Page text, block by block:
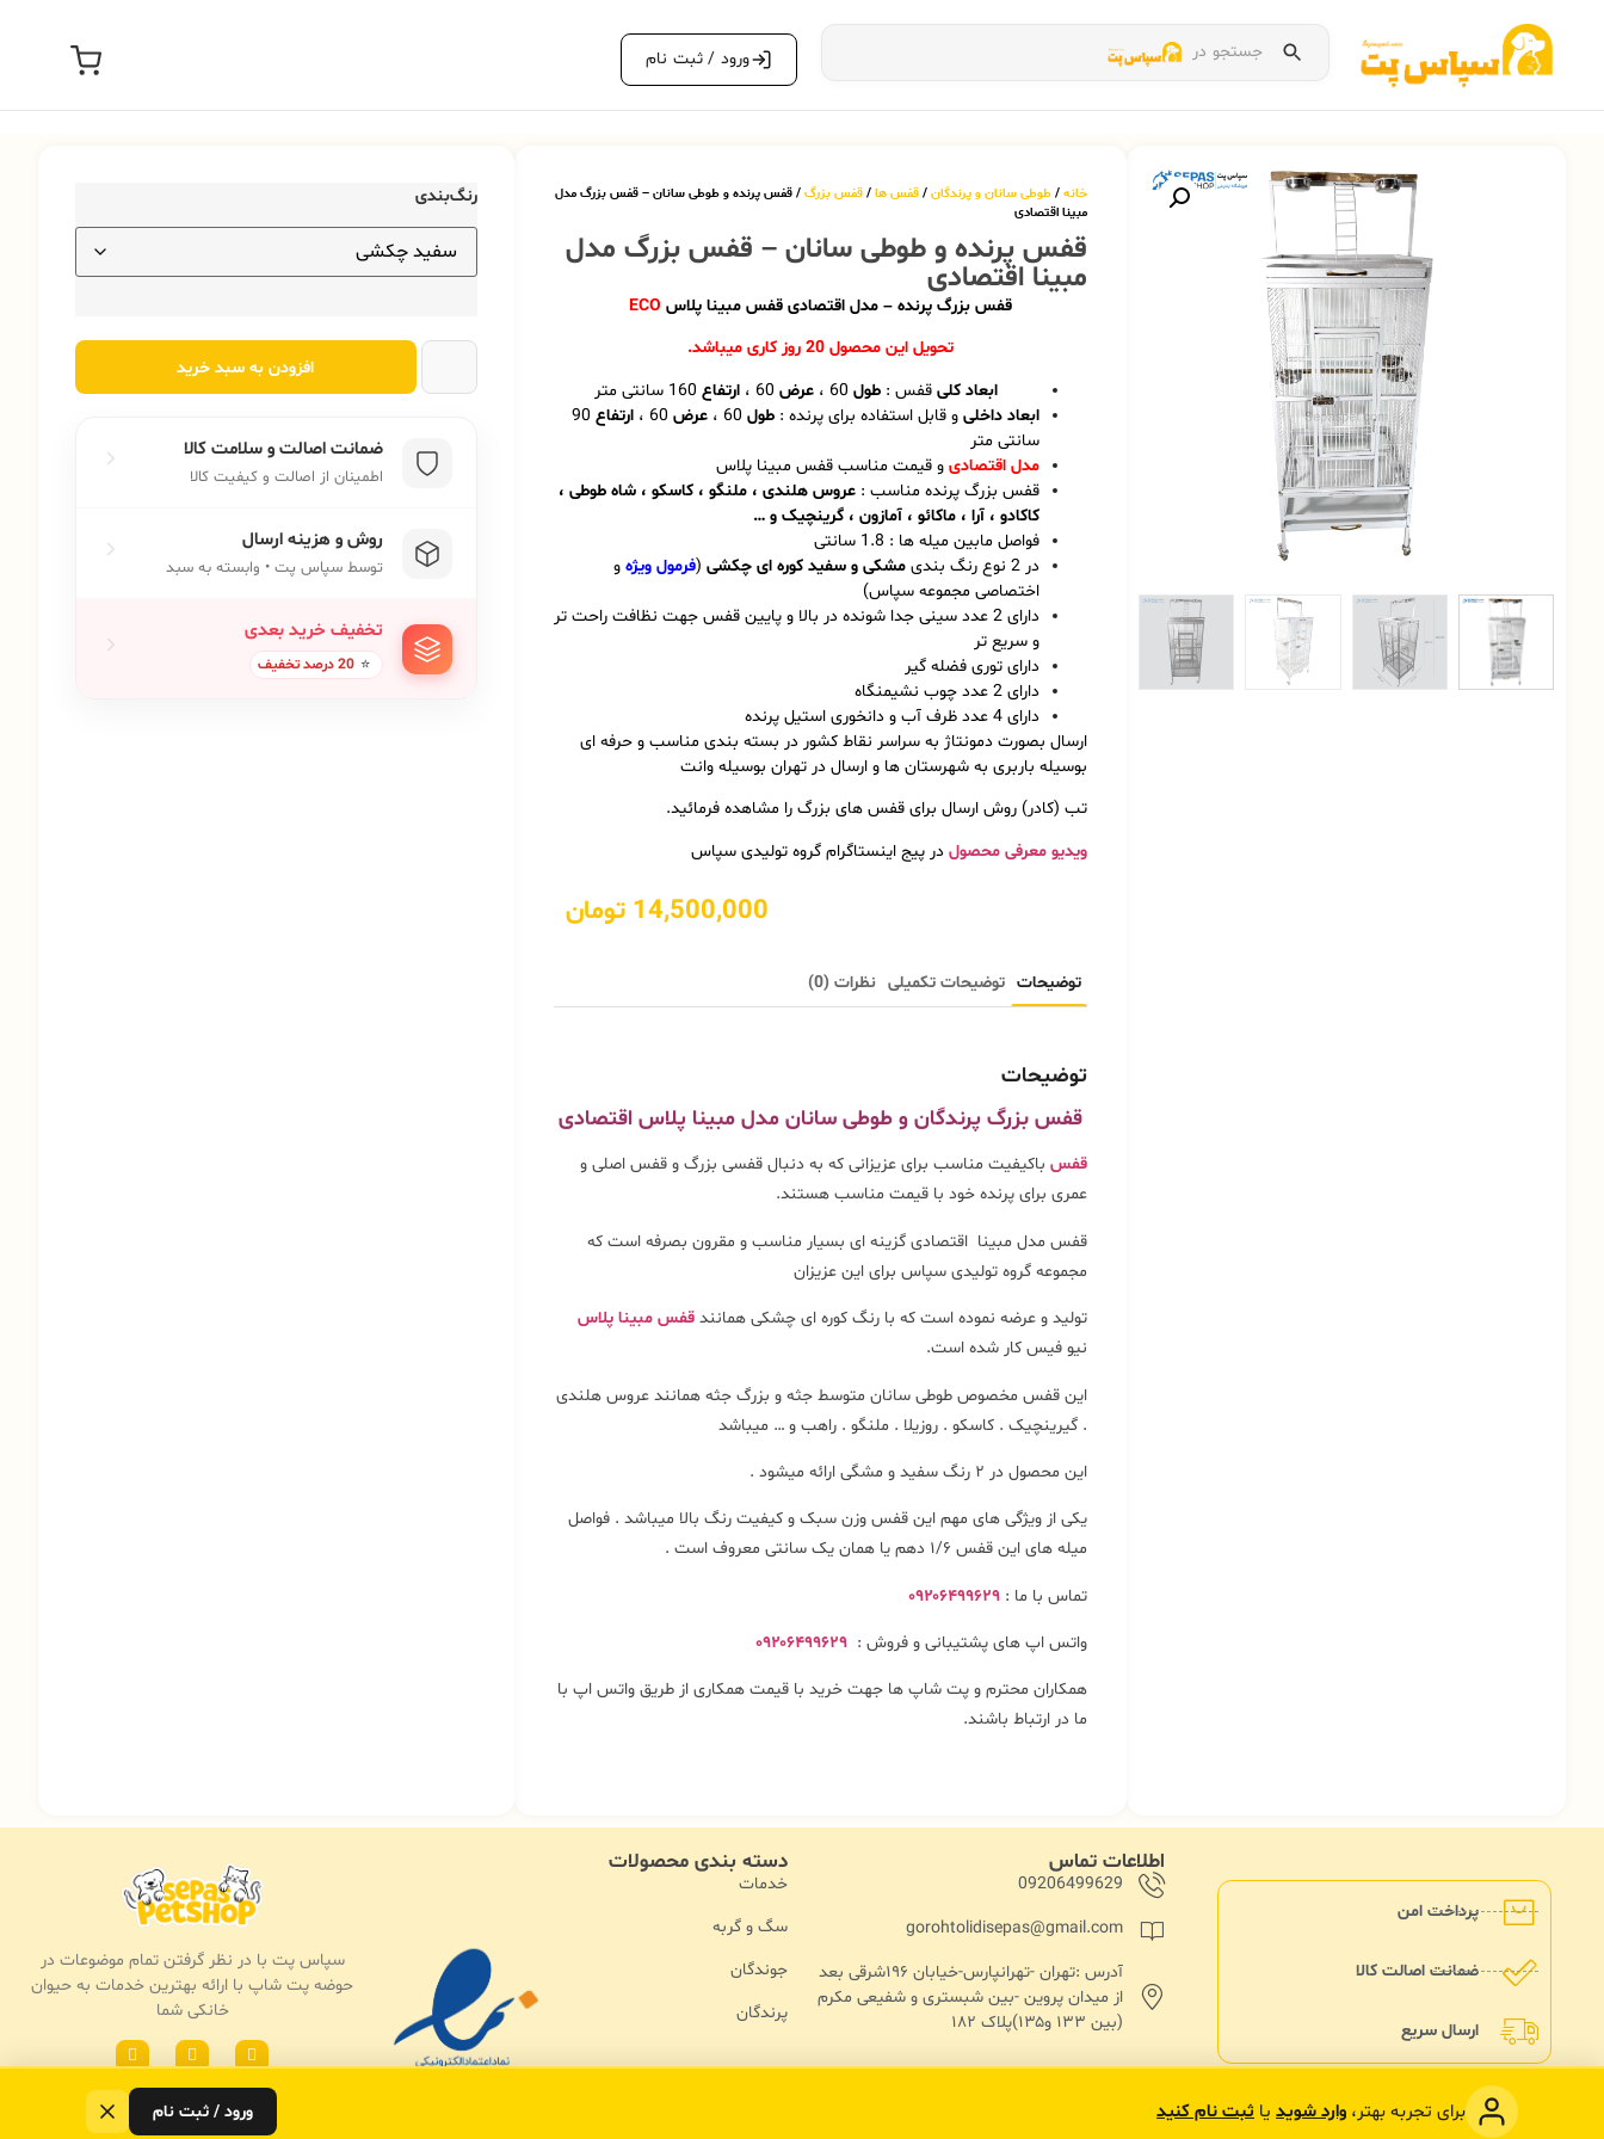
جستجو در ورود / ثبت نام
خانه /طوطی سانان و پرندگان /قفس ها /قفس بزرگ / قفس پرنده و طوطی سانان – قفس بزرگ مدل
مبینا اقتصادی
قفس پرنده و طوطی سانان – قفس بزرگ مدل
مبینا اقتصادی
قفس بزرگ پرنده – مدل اقتصادی قفس مبینا پلاس ECO
تحویل این محصول 20 روز کاری میباشد.
ابعاد کلیقفس : طول60 ، عرض60 ، ارتفاع160 سانتی متر
ابعاد داخلی و قابل استفاده برای پرنده :طول عرض ارتفاع 90
سانتی متر
مدل اقتصادی و قیمت مناسب قفس مبینا پلاس
قفس بزرگ پرنده مناسب :عروس هلندی ، ملنگو ، کاسکو ، شاه طوطی ،
کاکادو ، آرا ، ماکائو ، آمازون ، گرینچیک و …
فواصل مابین میله ها : 1.8 سانتی
در 2 نوع رنگ بندی
مشکی و سفید کوره ای چکشی (فرمول ویژه و
اختصاصی مجموعه سپاس)
دارای 2 عدد سینی جدا شونده در بالا و پایین قفس جهت نظافت راحت تر
و سریع تر
دارای توری فضله گیر
دارای 2 عدد چوب نشیمنگاه
دارای 4 عدد ظرف آب و دانخوری استیل پرنده
ارسال بصورت دمونتاژ به سراسر نقاط کشور در بسته بندی مناسب و حرفه ای
بوسیله باربری به شهرستان ها و ارسال در تهران بوسیله وانت
تب (کادر) روش ارسال برای قفس های بزرگ را مشاهده فرمائید.
ویدیو معرفی محصول در پیج اینستاگرام گروه تولیدی سپاس
14,500,000 تومان
توضیحات توضیحات تکمیلی نظرات (0)
توضیحات
قفس بزرگ پرندگان و طوطی سانان مدل مبینا پلاس اقتصادی
قفس باکیفیت مناسب برای عزیزانی که به دنبال قفسی بزرگ و قفس اصلی و
عمری برای پرنده خود با قیمت مناسب هستند.
قفس مدل مبینا اقتصادی گزینه ای بسیار مناسب و مقرون بصرفه است که
مجموعه گروه تولیدی سپاس برای این عزیزان
تولید و عرضه نموده است که با رنگ کوره ای چشکی همانندقفس مبینا پلاس
نیو فیس کار شده است.
این قفس مخصوص طوطی سانان متوسط جثه و بزرگ جثه همانند عروس هلندی
. گیرینچیک . کاسکو . روزیلا . ملنگو . راهب و … میباشد
این محصول در ۲ رنگ سفید و مشگی ارائه میشود .
یکی از ویژگی های مهم این قفس وزن سبک و کیفیت رنگ بالا میباشد . فواصل
میله های این قفس ۱/۶ دهم یا همان یک سانتی معروف است .
تماس با ما :۰۹۲۰۶۴۹۹۶۲۹
واتس اپ های پشتیبانی و فروش :۰۹۲۰۶۴۹۹۶۲۹
همکاران محترم و پت شاپ ها جهت خرید با قیمت همکاری از طریق واتس اپ با
ما در ارتباط باشند.
رنگ‌بندی
افزودن به سبد خرید
ضمانت اصالت و سلامت کالا
اطمینان از اصالت و کیفیت کالا
روش و هزینه ارسال
توسط سپاس پت • وابسته به سبد
تخفیف خرید بعدی
⭐ 20 درصد تخفیف
پرداخت امن
ضمانت اصالت کالا
ارسال سریع
اطلاعات تماس
09206499629
gorohtolidisepas@gmail.com
آدرس :تهران -تهرانپارس-خیابان ۱۹۶شرقی بعد
از میدان پروین -بین شبستری و شفیعی مکرم
(بین ۱۳۳ و۱۳۵)پلاک ۱۸۲
دسته بندی محصولات
خدمات
سگ و گربه
جوندگان
پرندگان
سپاس پت با در نظر گرفتن تمام موضوعات در
حوضه پت شاپ با ارائه بهترین خدمات به حیوان
خانکی شما
برای تجربه بهتر، وارد شوید یا ثبت نام کنید ورود / ثبت نام